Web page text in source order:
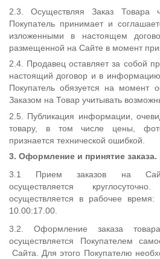
2.3. Осуществляя Заказ Товара
Покупатель принимает и
изложенными в настоящем
размещенной на Сайте в момент
2.4. Продавец оставляет за собой
настоящий договор и в
Покупатель обязуется на момент
Заказом на Товар учитывать
2.5. Публикация информации,
товару, в том числе цены,
признается технической ошибкой.
3. Оформление и принятие заказа.
3.1 Прием заказов на Сайте
осуществляется
осуществляется в рабочее
10.00:17.00.
3.2. Оформление заказа
осуществляется Покупателем
Сайта. Для этого Покупателю